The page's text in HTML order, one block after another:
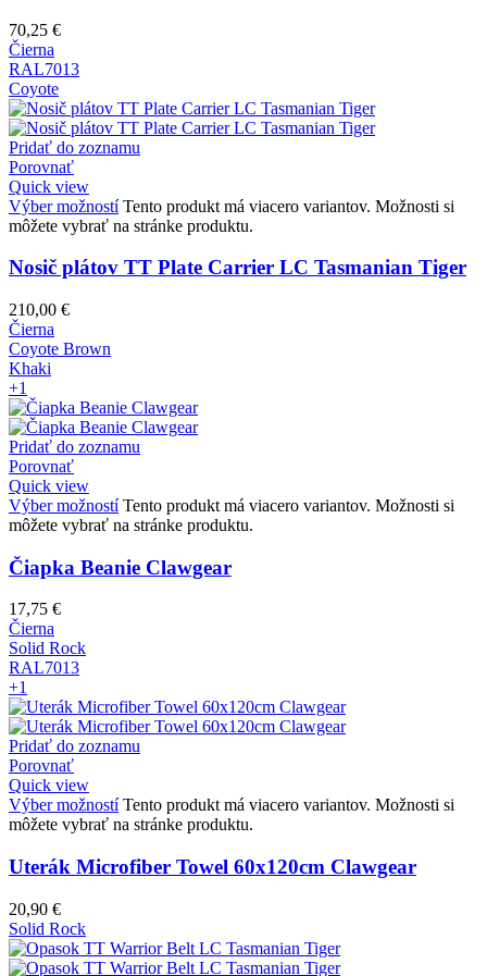
70,25 €
Čierna
RAL7013
Coyote
Pridať do zoznamu
Porovnať
Quick view
Výber možností Tento produkt má viacero variantov. Možnosti si
môžete vybrať na stránke produktu.
Nosič plátov TT Plate Carrier LC Tasmanian Tiger
210,00 €
Čierna
Coyote Brown
Khaki
+1
Pridať do zoznamu
Porovnať
Quick view
Výber možností Tento produkt má viacero variantov. Možnosti si
môžete vybrať na stránke produktu.
Čiapka Beanie Clawgear
17,75 €
Čierna
Solid Rock
RAL7013
+1
Pridať do zoznamu
Porovnať
Quick view
Výber možností Tento produkt má viacero variantov. Možnosti si
môžete vybrať na stránke produktu.
Uterák Microfiber Towel 60x120cm Clawgear
20,90 €
Solid Rock